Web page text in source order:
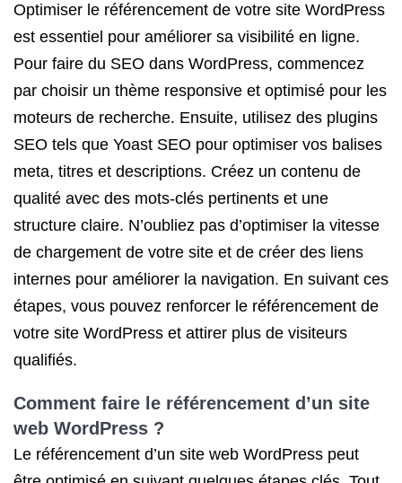
Optimiser le référencement de votre site WordPress
est essentiel pour améliorer sa visibilité en ligne.
Pour faire du SEO dans WordPress, commencez
par choisir un thème responsive et optimisé pour les
moteurs de recherche. Ensuite, utilisez des plugins
SEO tels que Yoast SEO pour optimiser vos balises
meta, titres et descriptions. Créez un contenu de
qualité avec des mots-clés pertinents et une
structure claire. N’oubliez pas d’optimiser la vitesse
de chargement de votre site et de créer des liens
internes pour améliorer la navigation. En suivant ces
étapes, vous pouvez renforcer le référencement de
votre site WordPress et attirer plus de visiteurs
qualifiés.
Comment faire le référencement d’un site
web WordPress ?
Le référencement d’un site web WordPress peut